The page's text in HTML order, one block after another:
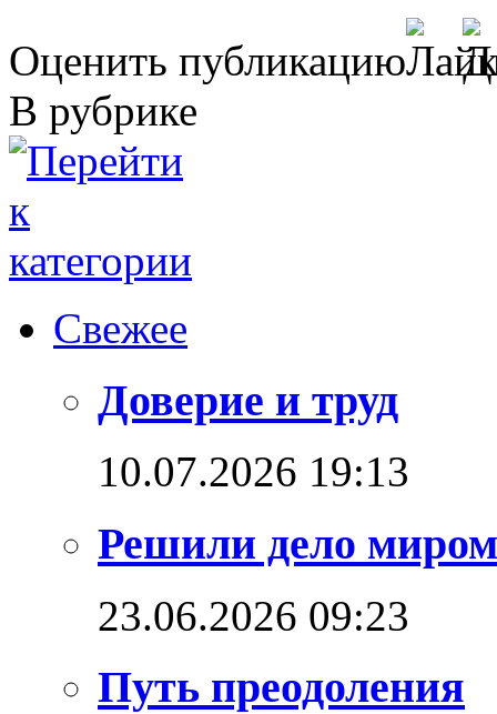
Оценить публикацию
В рубрике
Свежее
Доверие и труд
10.07.2026 19:13
Решили дело миром
23.06.2026 09:23
Путь преодоления